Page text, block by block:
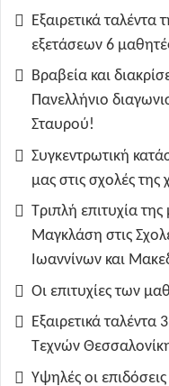
Εξαιρετικά
εξετάσεων 6
Βραβεία και
Πανελλήνιο
Σταυρού!
Συγκεντρωτική
μας στις σχολές της
Τριπλή επιτυχία
Μαγκλάση στις
Ιωαννίνων και
Οι επιτυχίες των
Εξαιρετικά
Τεχνών
Υψηλές οι